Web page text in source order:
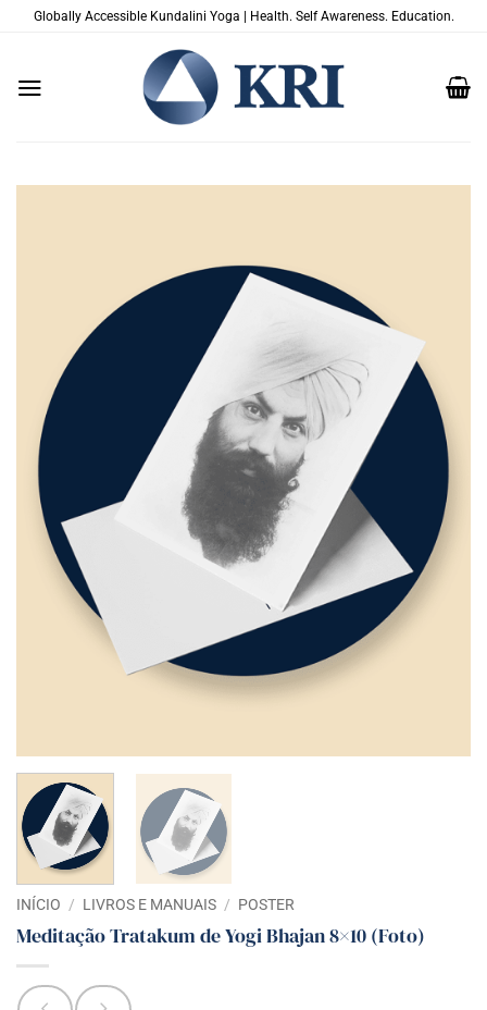
Globally Accessible Kundalini Yoga | Health. Self Awareness. Education.
INÍCIO / LIVROS E MANUAIS / POSTER
Meditação Tratakum de Yogi Bhajan 8×10 (Foto)